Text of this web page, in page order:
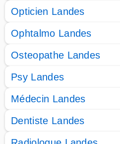
Opticien Landes
Ophtalmo Landes
Osteopathe Landes
Psy Landes
Médecin Landes
Dentiste Landes